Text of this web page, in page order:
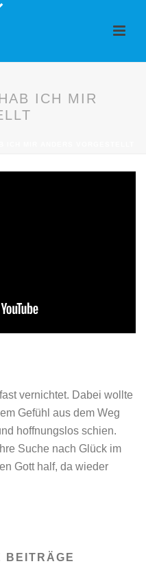
ICH MIR
vernichtet. Dabei wollte
Gefühl aus dem Weg
hoffnungslos schien.
Suche nach Glück im
Gott half, da wieder
BEITRÄGE